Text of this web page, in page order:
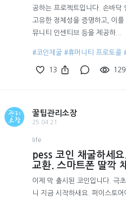
공하는 프로젝트입니다. 손바닥
고유한 정체성을 증명하고, 이
뮤니티 인센티브 등을 제공하...
#코인채굴 #휴머니티 프로토콜
13
꿀팁관리소장
25.04.21
life
pess 코인 채굴하세
교환. 스마트폰 딸깍
이제 막 출시된 코인입니다. 극
니 지금 시작하새요. 퍼이스토